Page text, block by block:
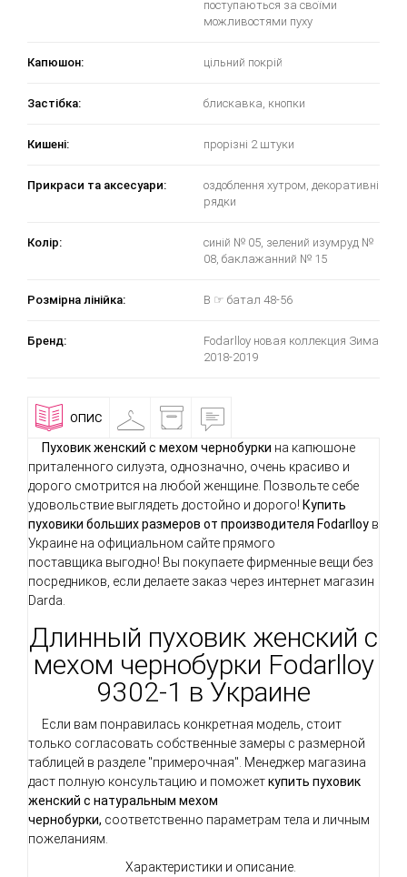
поступаються за своїми
можливостями пуху
Капюшон: цільний покрій
Застібка: блискавка, кнопки
Кишені: прорізні 2 штуки
Прикраси та аксесуари:
оздоблення хутром, декоративні
рядки
Колір:
синій № 05, зелений изумруд №
08, баклажанний № 15
Розмірна лінійка: B ☞ батал 48-56
Бренд:
Fodarlloy новая коллекция Зима
2018-2019
ОПИС ПРИМІРОЧНАДОСТАВКА
Пуховик женский с мехом чернобурки на капюшоне
приталенного силуэта, однозначно, очень красиво и
дорого смотрится на любой женщине. Позвольте себе
удовольствие выглядеть достойно и дорого! Купить
пуховики больших размеров от производителя Fodarlloy в
Украине на официальном сайте прямого
поставщика выгодно! Вы покупаете фирменные вещи без
посредников, если делаете заказ через интернет магазин
Darda.
Длинный пуховик женский с
мехом чернобурки Fodarlloy
9302-1 в Украине
Если вам понравилась конкретная модель, стоит
только согласовать собственные замеры с размерной
таблицей в разделе "примерочная". Менеджер магазина
даст полную консультацию и поможеткупить пуховик
женский с натуральным мехом
чернобурки, соответственно параметрам тела и личным
пожеланиям.
Характеристики и описание.